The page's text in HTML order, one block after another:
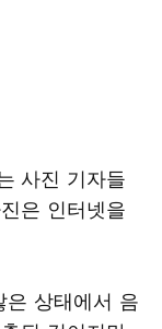
사진 기자들
은 인터넷을
상태에서 음